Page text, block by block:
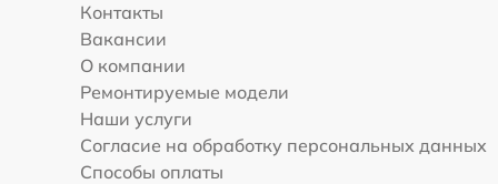
Контакты
Вакансии
О компании
Ремонтируемые модели
Наши услуги
Согласие на обработку персональных данных
Способы оплаты